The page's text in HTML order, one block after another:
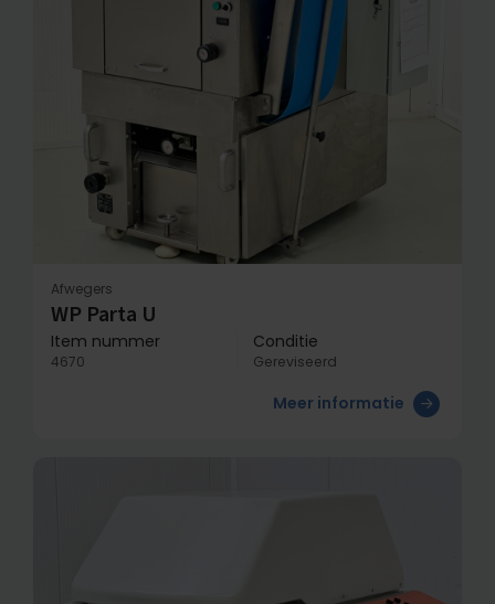
Afwegers
WP Parta U
Item nummer
4670
Conditie
Gereviseerd
Meer informatie